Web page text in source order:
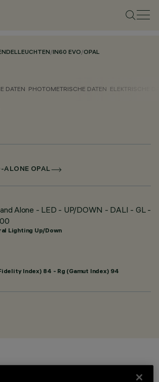
/IN60 EVO/OPAL
DATEN PHOTOMETRISCHE DATEN ELEKTRISCHE
ALONE OPAL
Alone - LED - UP/DOWN - DALI - GL -
Lighting Up/Down
Index) 84 - Rg (Gamut Index) 94